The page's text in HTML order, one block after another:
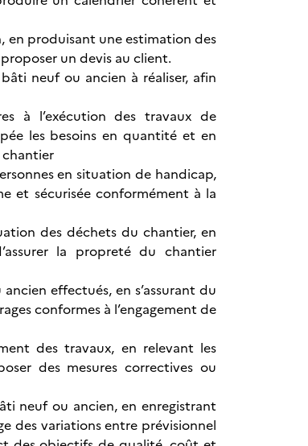
en produisant une estimation des
un devis au client.
neuf ou ancien à réaliser, afin
à l’exécution des travaux de
les besoins en quantité et en
chantier
en situation de handicap,
et sécurisée conformément à la
des déchets du chantier, en
la propreté du chantier
effectués, en s’assurant du
conformes à l’engagement de
des travaux, en relevant les
des mesures correctives ou
neuf ou ancien, en enregistrant
des variations entre prévisionnel